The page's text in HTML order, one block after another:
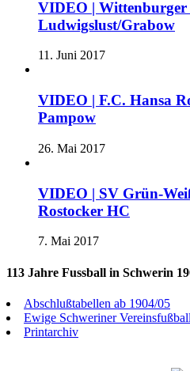
VIDEO | Wittenburger
Ludwigslust/Grabow
11. Juni 2017
VIDEO | F.C. Hansa
Pampow
26. Mai 2017
VIDEO | SV Grün-
Rostocker HC
7. Mai 2017
113 Jahre Fussball in Schwerin
Abschlußtabellen ab 1904/05
Ewige Schweriner
Printarchiv